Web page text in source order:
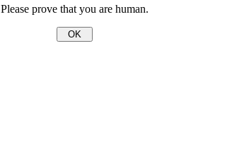
Please prove that you are human.